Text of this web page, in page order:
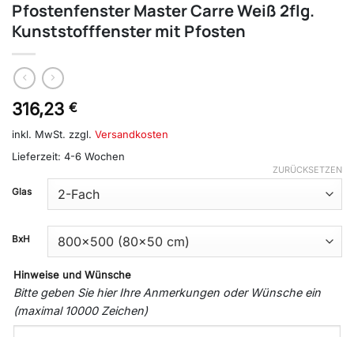
Pfostenfenster Master Carre Weiß 2flg.
Kunststofffenster mit Pfosten
316,23 €
inkl. MwSt. zzgl. Versandkosten
Lieferzeit: 4-6 Wochen
Glas
BxH
ZURÜCKSETZEN
Hinweise und Wünsche
Bitte geben Sie hier Ihre Anmerkungen oder Wünsche ein
(maximal 10000 Zeichen)